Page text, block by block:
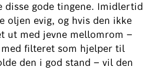
disse gode tingene. Imidlertid
oljen evig, og hvis den ikke
ut med jevne mellomrom –
med filteret som hjelper til
den i god stand – vil den